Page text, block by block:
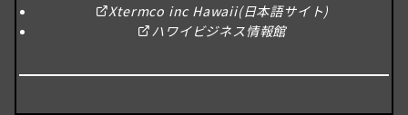
Xtermco inc Hawaii(日本語サイト)
ハワイビジネス情報館